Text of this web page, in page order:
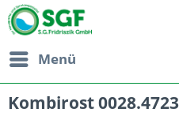
Menü
Kombirost